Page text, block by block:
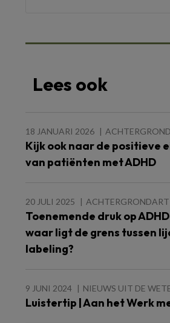
Lees ook
18 JANUARI 2026
Kijk ook naar de positieve
van patiënten met ADHD
20 JULI 2025
Toenemende druk op
waar ligt de grens tussen
labeling?
9 JUNI 2024 NIEUWS UIT DE
Luistertip | Aan het Werk